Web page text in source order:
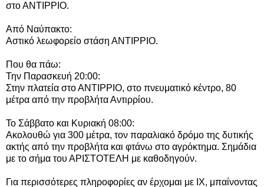
στο ΑΝΤΙΡΡΙΟ.
Από Ναύπακτο:
Αστικό λεωφορείο στάση ΑΝΤΙΡΡΙΟ.
Που θα πάω:
Την Παρασκευή 20:00:
Στην πλατεία στο ΑΝΤΙΡΡΙΟ, στο πνευματικό κέντρο, 80
μέτρα από την προβλήτα Αντιρρίου.
Το Σάββατο και Κυριακή 08:00:
Ακολουθώ για 300 μέτρα, τον παραλιακό δρόμο της δυτικής
ακτής από την προβλήτα και φτάνω στο αγρόκτημα. Σημάδια
με το σήμα του ΑΡΙΣΤΟΤΕΛΗ με καθοδηγούν.
Για περισσότερες πληροφορίες αν έρχομαι με ΙΧ, μπαίνοντας